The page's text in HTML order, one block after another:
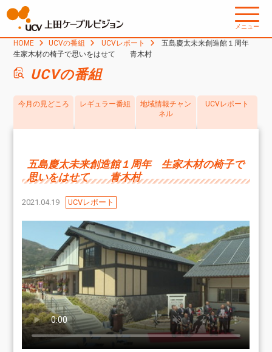
メニュー
HOME UCVの番組 UCVレポート
五島慶太未来創造館１周年
生家木材の椅子で思いをはせて 青木村
UCVの番組
今月の見どころ レギュラー番組
地域情報チャン
ネル
UCVレポート
五島慶太未来創造館１周年 生家木材の椅子で
思いをはせて 青木村
2021.04.19 UCVレポート